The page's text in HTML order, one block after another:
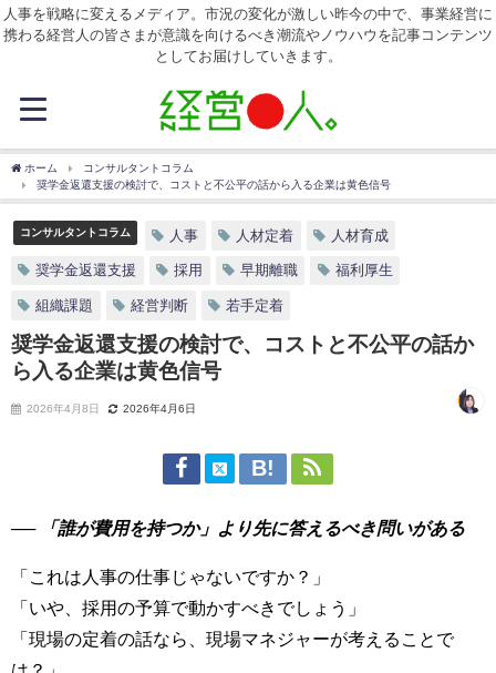
人事を戦略に変えるメディア。市況の変化が激しい昨今の中で、事業経営に
携わる経営人の皆さまが意識を向けるべき潮流やノウハウを記事コンテンツ
としてお届けしていきます。
ホーム
コンサルタントコラム
奨学金返還支援の検討で、コストと不公平の話から入る企業は黄色信号
コンサルタントコラム 人事 人材定着 人材育成
奨学金返還支援 採用 早期離職 福利厚生
組織課題 経営判断 若手定着
奨学金返還支援の検討で、コストと不公平の話か
ら入る企業は黄色信号
2026年4月8日 2026年4月6日
── 「誰が費用を持つか」より先に答えるべき問いがある
「これは人事の仕事じゃないですか？」
「いや、採用の予算で動かすべきでしょう」
「現場の定着の話なら、現場マネジャーが考えることで
は？」